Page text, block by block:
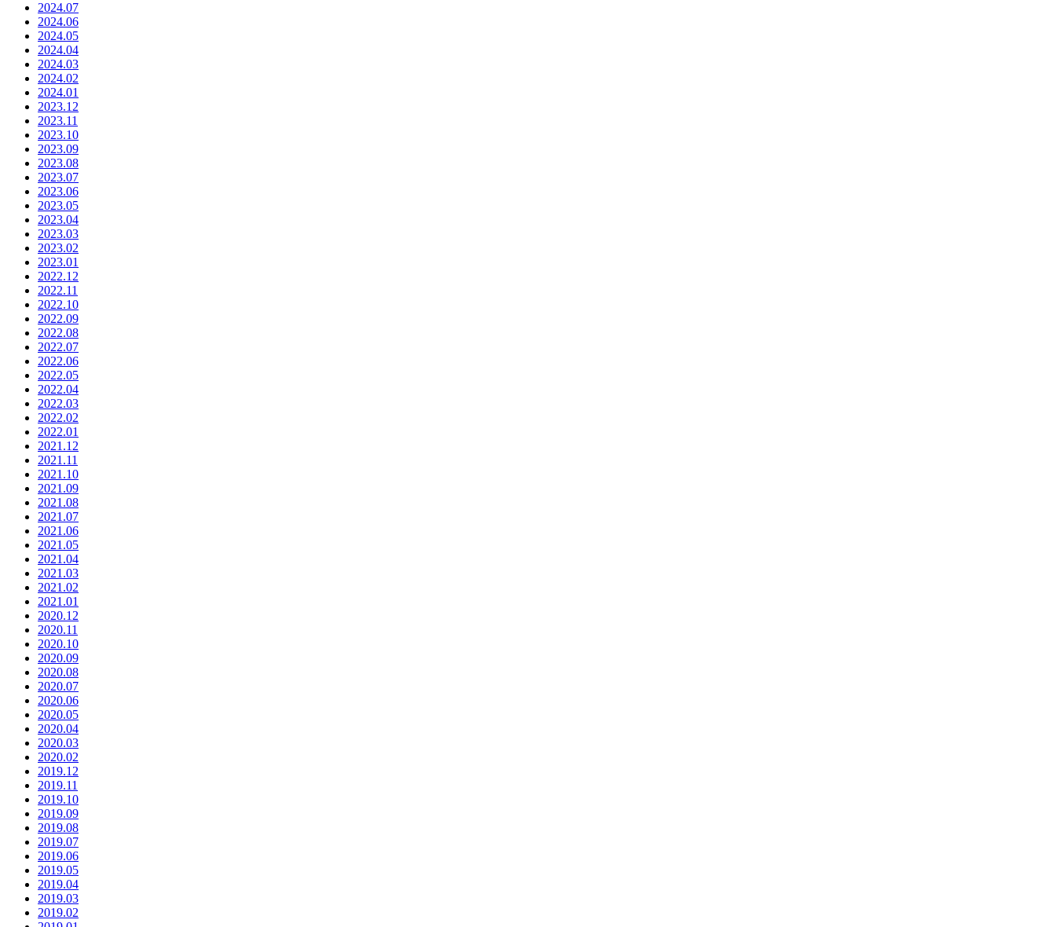
2024.07
2024.06
2024.05
2024.04
2024.03
2024.02
2024.01
2023.12
2023.11
2023.10
2023.09
2023.08
2023.07
2023.06
2023.05
2023.04
2023.03
2023.02
2023.01
2022.12
2022.11
2022.10
2022.09
2022.08
2022.07
2022.06
2022.05
2022.04
2022.03
2022.02
2022.01
2021.12
2021.11
2021.10
2021.09
2021.08
2021.07
2021.06
2021.05
2021.04
2021.03
2021.02
2021.01
2020.12
2020.11
2020.10
2020.09
2020.08
2020.07
2020.06
2020.05
2020.04
2020.03
2020.02
2019.12
2019.11
2019.10
2019.09
2019.08
2019.07
2019.06
2019.05
2019.04
2019.03
2019.02